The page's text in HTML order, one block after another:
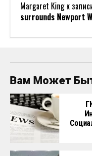
Margaret Kingк
surrounds Newport
Вам Может